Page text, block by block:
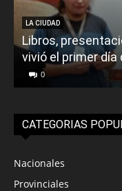
LA CIUDAD
Libros,
vivió el primer día
0
CATEGORIAS
Nacionales
Provinciales